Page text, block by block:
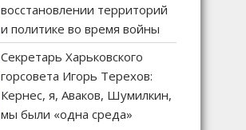
восстановлении территорий
и политике во время войны
Секретарь Харьковского
горсовета Игорь Терехов:
Кернес, я, Аваков, Шумилкин,
мы были «одна среда»